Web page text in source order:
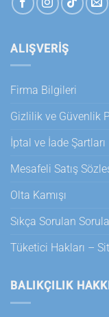
ALIŞVERİŞ
Firma Bilgileri
Gizlilik ve Güvenlik
İptal ve İade Şartları
Mesafeli Satış
Olta Kamışı
Sıkça Sorulan
Tüketici Hakları –
BALIKÇILIK